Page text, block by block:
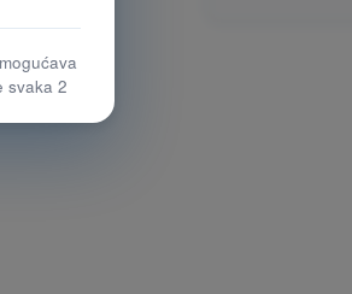
svaka 2